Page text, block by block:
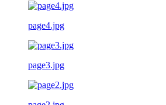
page4.jpg
page3.jpg